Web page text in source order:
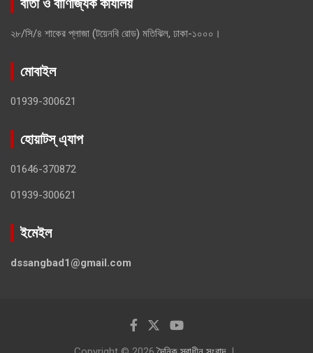
বার্তা ও বাণিজ্যিক কার্যালয়
২৮/সি/৪ শাকের প্লাজা (টয়েনবি রোড) মতিঝিল, ঢাকা-১০০০।
মোবাইল
01939-300621
হোয়াটস্ এ্যাপ
01646-370872
01939-300621
ইমেইল
dssangbad1@gmail.com